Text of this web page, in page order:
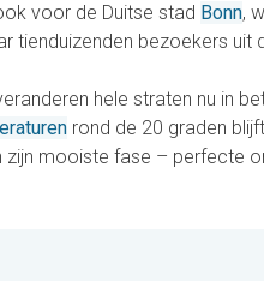
voor de Duitse stad Bonn,
tienduizenden bezoekers uit
hele straten nu in
rond de 20 graden
zijn mooiste fase – perfecte